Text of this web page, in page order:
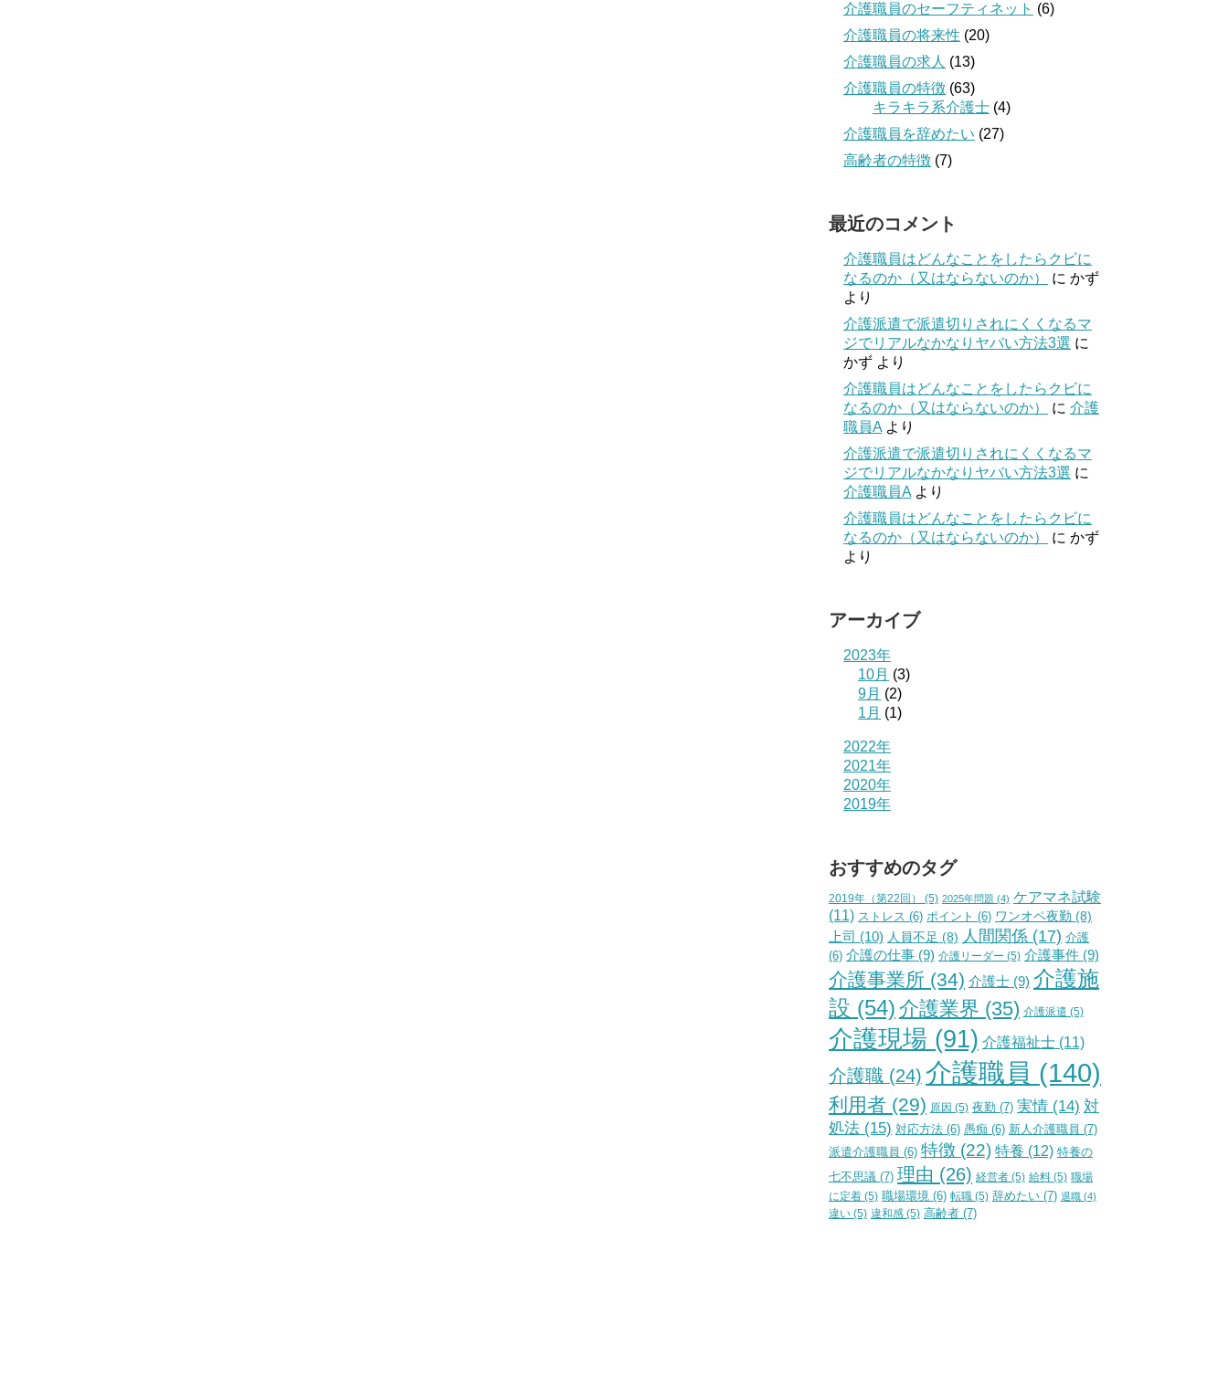
介護職員のセーフティネット (6)
介護職員の将来性 (20)
介護職員の求人 (13)
介護職員の特徴 (63)
キラキラ系介護士 (4)
介護職員を辞めたい (27)
高齢者の特徴 (7)
最近のコメント
介護職員はどんなことをしたらクビに
なるのか（又はならないのか）
に かず
より
介護派遣で派遣切りされにくくなるマ
ジでリアルなかなりヤバい方法3選 に
かず より
介護職員はどんなことをしたらクビに
なるのか（又はならないのか）
に 介護
職員A より
介護派遣で派遣切りされにくくなるマ
ジでリアルなかなりヤバい方法3選 に
介護職員A より
介護職員はどんなことをしたらクビに
なるのか（又はならないのか）
に かず
より
アーカイブ
2023年
10月 (3)
9月 (2)
1月 (1)
2022年
2021年
2020年
2019年
おすすめのタグ
2019年（第22回） (5) 2025年問題 (4) ケアマネ試験
(11) ストレス (6) ポイント (6) ワンオペ夜勤 (8)
上司 (10) 人員不足 (8) 人間関係 (17) 介護
(6) 介護の仕事 (9) 介護リーダー (5) 介護事件 (9)
介護事業所 (34) 介護士 (9) 介護施
設 (54) 介護業界 (35) 介護派遣 (5)
介護現場 (91) 介護福祉士 (11)
介護職 (24) 介護職員 (140)
利用者 (29) 原因 (5) 夜勤 (7) 実情 (14) 対
処法 (15) 対応方法 (6) 愚痴 (6) 新人介護職員 (7)
派遣介護職員 (6) 特徴 (22) 特養 (12) 特養の
七不思議 (7) 理由 (26) 経営者 (5) 給料 (5) 職場
に定着 (5) 職場環境 (6) 転職 (5) 辞めたい (7) 退職 (4)
違い (5) 違和感 (5) 高齢者 (7)